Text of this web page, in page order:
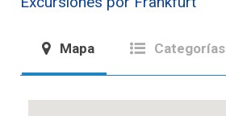
Mapa Categorías